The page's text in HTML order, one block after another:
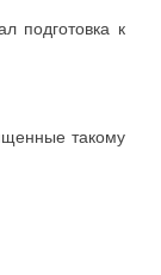
подготовка к
такому